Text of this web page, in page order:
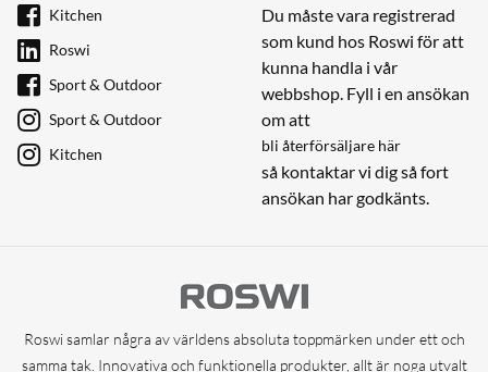
Kitchen
Roswi
Sport & Outdoor
Sport & Outdoor
Kitchen
Du måste vara registrerad
som kund hos Roswi för att
kunna handla i vår
webbshop. Fyll i en ansökan
om att
bli återförsäljare här
så kontaktar vi dig så fort
ansökan har godkänts.
Roswi samlar några av världens absoluta toppmärken under ett och
samma tak. Innovativa och funktionella produkter, allt är noga utvalt